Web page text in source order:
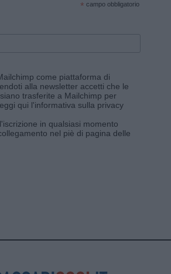
* campo obbligatorio
come piattaforma di
alla newsletter accetti che le
trasferite a Mailchimp per
qui l'informativa sulla privacy
in qualsiasi momento
nel piè di pagina delle